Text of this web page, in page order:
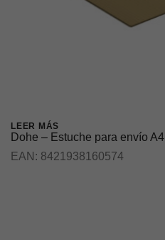
LEER MÁS
Dohe – Estuche para envío A4
EAN: 8421938160574